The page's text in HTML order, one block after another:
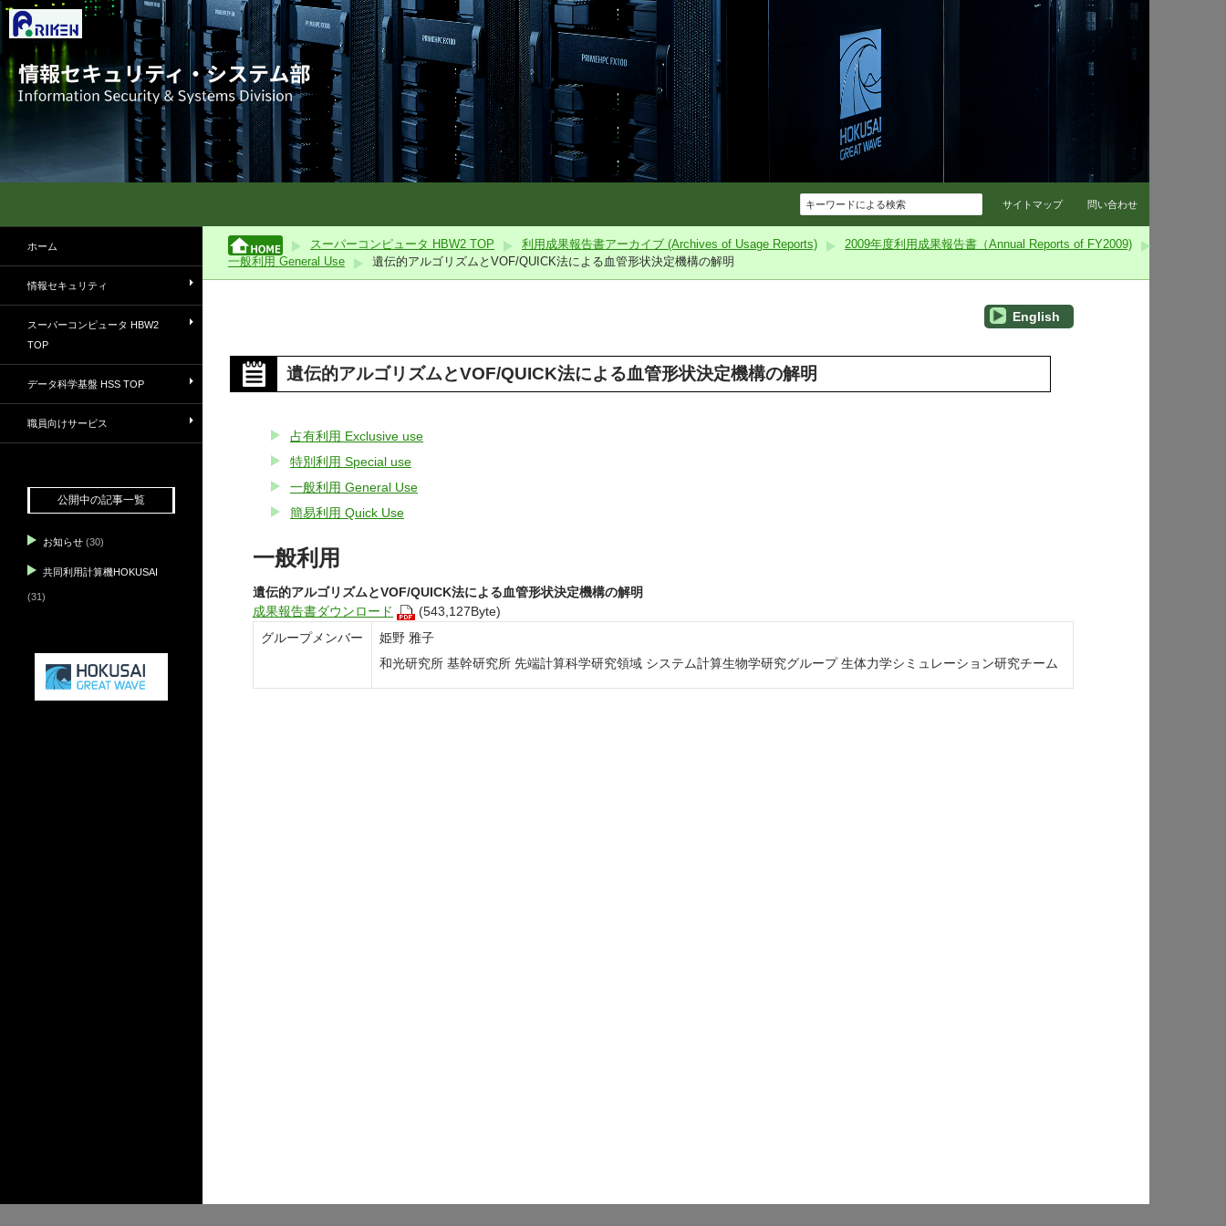
サイトマップ
問い合わせ
スーパーコンピュータ HBW2 TOP 利用成果報告書アーカイブ (Archives of Usage Reports)
2009年度利用成果報告書（Annual Reports of FY2009)
一般利用 General Use
遺伝的アルゴリズムとVOF/QUICK法による血管形状決定機構の解明
English
遺伝的アルゴリズムとVOF/QUICK法による血管形状決定機構の解明
占有利用 Exclusive use
特別利用 Special use
一般利用 General Use
簡易利用 Quick Use
一般利用
遺伝的アルゴリズムとVOF/QUICK法による血管形状決定機構の解明
成果報告書ダウンロード
(543,127Byte)
グループメンバー
姫野 雅子
和光研究所 基幹研究所 先端計算科学研究領域 システム計算生物学研究グループ 生体力学シミュレーション研究チーム
けサービスの情報を所内外にご案内
します
ホーム
情報セキュリティ
スーパーコンピュータ HBW2
TOP
データ科学基盤 HSS TOP
職員向けサービス
公開中の記事一覧
お知らせ (30)
共同利用計算機HOKUSAI
(31)